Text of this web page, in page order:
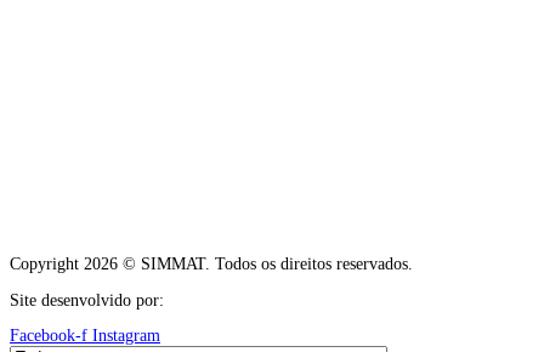
Copyright 2026 © SIMMAT. Todos os direitos reservados.
Site desenvolvido por:
Facebook-f Instagram